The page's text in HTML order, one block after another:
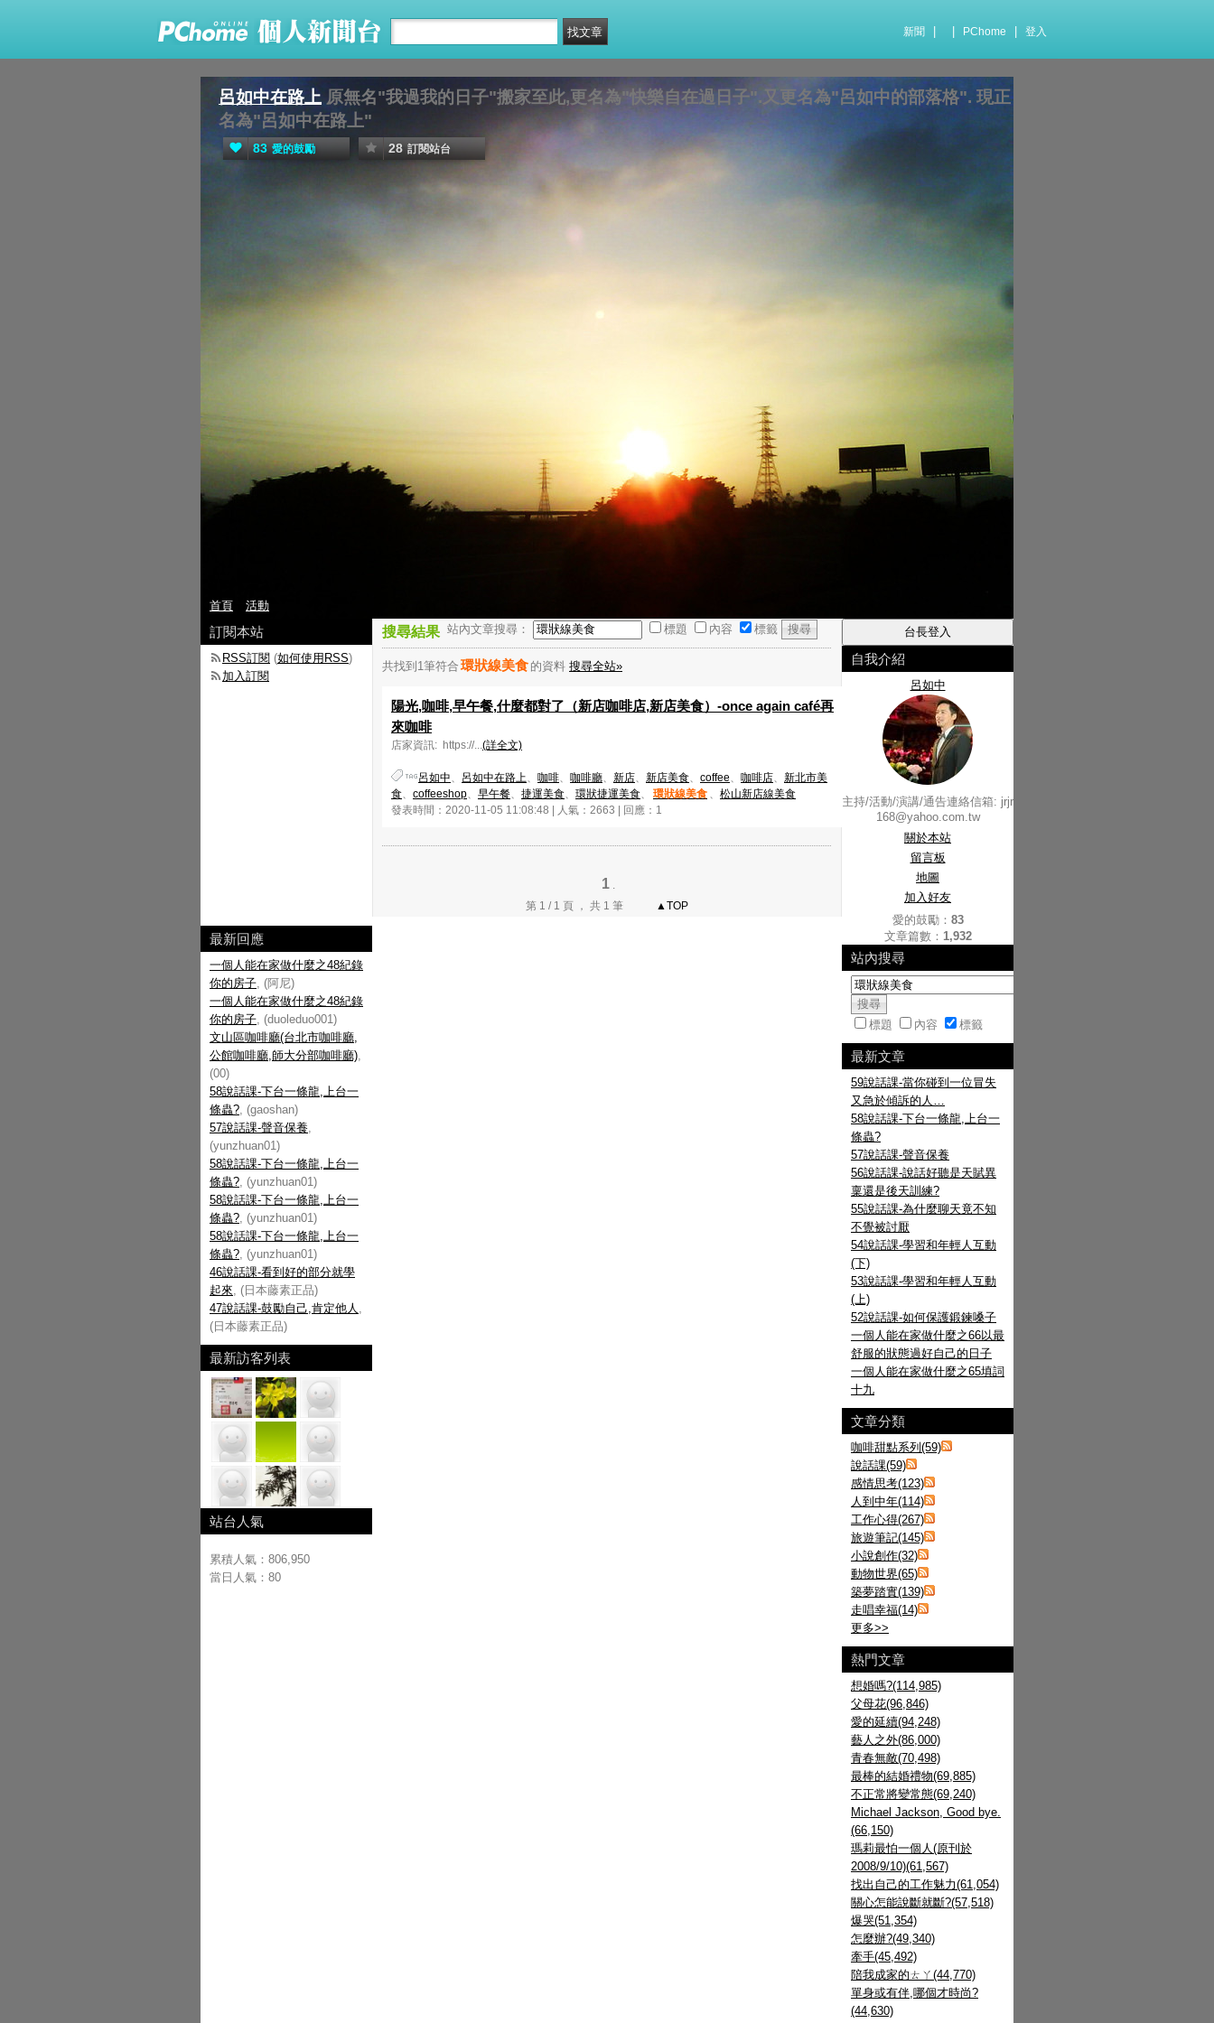
新聞 PChome 登入
呂如中在路上 原無名"我過我的日子"搬家至此,更名為"快樂自在過日子".又更名為"呂如中的部落格". 現正
名為"呂如中在路上"
83 愛的鼓勵 28 訂閱站台
首頁 活動
搜尋結果 站內文章搜尋： 標題 內容 標籤
共找到1筆符合 環狀線美食 的資料 搜尋全站»
陽光,咖啡,早午餐,什麼都對了（新店咖啡店,新店美食）-once again café再
來咖啡
店家資訊: https://...(詳全文)
呂如中、 呂如中在路上、 咖啡、 咖啡廳、 新店、 新店美食、 coffee、 咖啡店、 新北市美
食、 coffeeshop、 早午餐、 捷運美食、 環狀捷運美食、 環狀線美食 、 松山新店線美食
發表時間：2020-11-05 11:08:48 | 人氣：2663 | 回應：1
1 .
第 1 / 1 頁 ， 共 1 筆
▲TOP
自我介紹
呂如中
主持/活動/演講/通告連絡信箱: jrjr
168@yahoo.com.tw
關於本站
留言板
地圖
加入好友
愛的鼓勵： 83
文章篇數： 1,932
站內搜尋
標題 內容 標籤
最新文章
59說話課-當你碰到一位冒失
又急於傾訴的人…
58說話課-下台一條龍,上台一
條蟲?
57說話課-聲音保養
56說話課-說話好聽是天賦異
稟還是後天訓練?
55說話課-為什麼聊天竟不知
不覺被討厭
54說話課-學習和年輕人互動
(下)
53說話課-學習和年輕人互動
(上)
52說話課-如何保護鍛鍊嗓子
一個人能在家做什麼之66以最
舒服的狀態過好自己的日子
一個人能在家做什麼之65填詞
十九
文章分類
咖啡甜點系列(59)
說話課(59)
感情思考(123)
人到中年(114)
工作心得(267)
旅遊筆記(145)
小說創作(32)
動物世界(65)
築夢踏實(139)
走唱幸福(14)
更多>>
熱門文章
想婚嗎?(114,985)
父母花(96,846)
愛的延續(94,248)
藝人之外(86,000)
青春無敵(70,498)
最棒的結婚禮物(69,885)
不正常將變常態(69,240)
Michael Jackson, Good bye.
(66,150)
瑪莉最怕一個人(原刊於
2008/9/10)(61,567)
找出自己的工作魅力(61,054)
關心怎能說斷就斷?(57,518)
爆哭(51,354)
怎麼辦?(49,340)
牽手(45,492)
陪我成家的ㄊㄚ(44,770)
單身或有伴,哪個才時尚?
(44,630)
訂閱本站
RSS訂閱 (如何使用RSS)
加入訂閱
最新回應
一個人能在家做什麼之48紀錄
你的房子, (阿尼)
一個人能在家做什麼之48紀錄
你的房子, (duoleduo001)
文山區咖啡廳(台北市咖啡廳,
公館咖啡廳,師大分部咖啡廳),
(00)
58說話課-下台一條龍,上台一
條蟲?, (gaoshan)
57說話課-聲音保養,
(yunzhuan01)
58說話課-下台一條龍,上台一
條蟲?, (yunzhuan01)
58說話課-下台一條龍,上台一
條蟲?, (yunzhuan01)
58說話課-下台一條龍,上台一
條蟲?, (yunzhuan01)
46說話課-看到好的部分就學
起來, (日本藤素正品)
47說話課-鼓勵自己,肯定他人 ,
(日本藤素正品)
最新訪客列表
站台人氣
累積人氣： 806,950
當日人氣： 80